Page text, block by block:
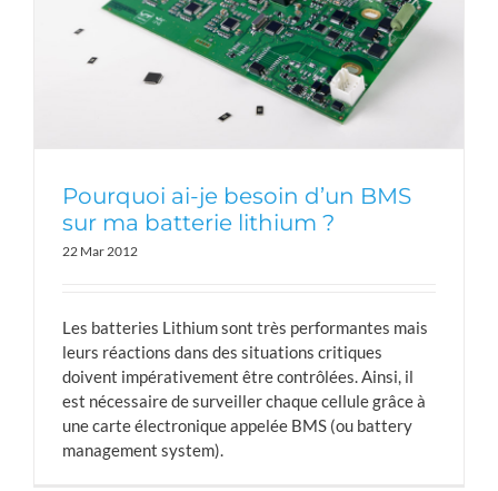
Pourquoi ai-je besoin d’un BMS
sur ma batterie lithium ?
22 Mar 2012
Les batteries Lithium sont très performantes mais
leurs réactions dans des situations critiques
doivent impérativement être contrôlées. Ainsi, il
est nécessaire de surveiller chaque cellule grâce à
une carte électronique appelée BMS (ou battery
management system).